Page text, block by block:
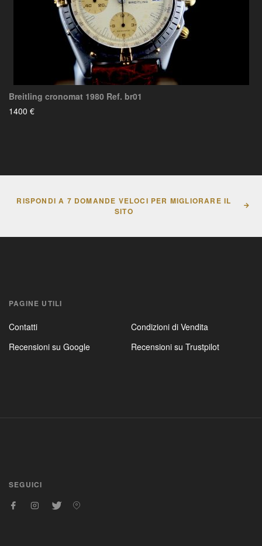
Breitling cronomat 1980 Ref. br01
1400 €
RISPONDI A 7 DOMANDE VELOCI PER MIGLIORARE IL
SITO
PAGINE UTILI
Contatti
Condizioni di Vendita
Recensioni su Google
Recensioni su Trustpilot
SEGUICI